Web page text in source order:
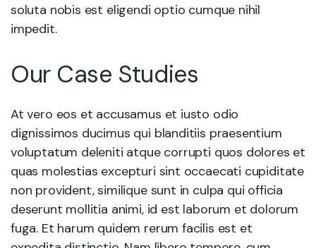
soluta nobis est eligendi optio cumque nihil
impedit.
Our Case Studies
At vero eos et accusamus et iusto odio
dignissimos ducimus qui blanditiis praesentium
voluptatum deleniti atque corrupti quos dolores et
quas molestias excepturi sint occaecati cupiditate
non provident, similique sunt in culpa qui officia
deserunt mollitia animi, id est laborum et dolorum
fuga. Et harum quidem rerum facilis est et